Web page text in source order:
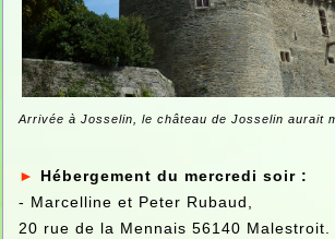
Arrivée à Josselin, le château de Josselin aurait
►
Hébergement du mercredi soir :
- Marcelline et Peter Rubaud,
20 rue de la Mennais 56140 Malestroit.